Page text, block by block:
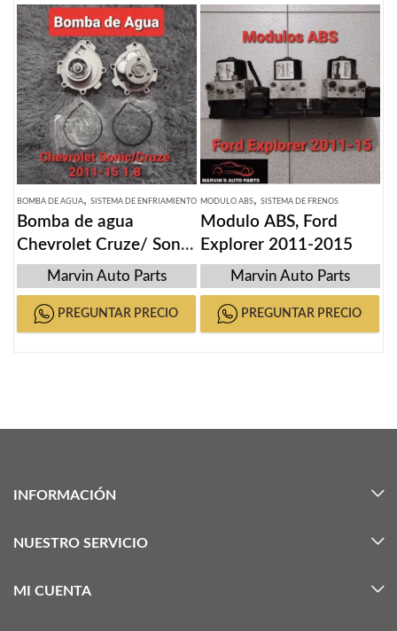
BOMBA DE AGUA, SISTEMA DE ENFRIAMIENTO
Bomba de agua
Chevrolet Cruze/ Sonic
2011-2015
Marvin Auto Parts
PREGUNTAR PRECIO
MODULO ABS, SISTEMA DE FRENOS
Modulo ABS, Ford
Explorer 2011-2015
Marvin Auto Parts
PREGUNTAR PRECIO
INFORMACIÓN
NUESTRO SERVICIO
MI CUENTA